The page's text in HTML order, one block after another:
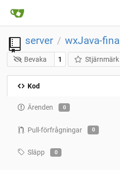
server / wxJava-final
Bevaka 1 Stjärnmärk
Kod
Ärenden 0
Pull-förfrågningar 0
Släpp 0